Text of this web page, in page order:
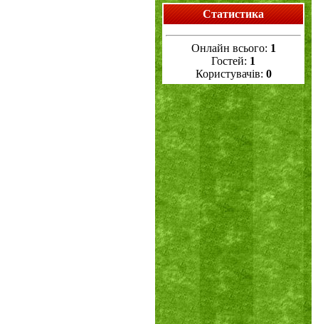
Статистика
Онлайн всього: 1
Гостей: 1
Користувачів: 0